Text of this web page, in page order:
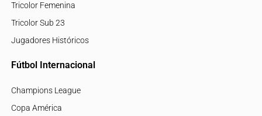
Tricolor Femenina
Tricolor Sub 23
Jugadores Históricos
Fútbol Internacional
Champions League
Copa América